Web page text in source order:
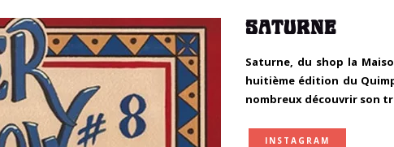
SATURNE
Saturne, du shop la
huitième édition du
nombreux découvrir son
INSTAGRAM